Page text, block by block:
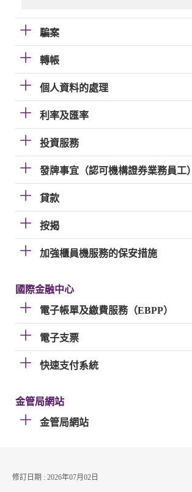
騙案
轉帳
個人資料的處理
利率及匯率
投資服務
發牌事宜（認可機構證券業務員工）
貸款
按揭
加強櫃員機服務的保安措施
國際金融中心
電子帳單及繳費服務（EBPP）
電子支票
快速支付系統
金管局網站
金管局網站
修訂日期 : 2026年07月02日